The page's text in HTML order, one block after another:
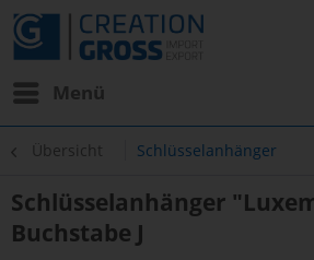
Menü
Übersicht Schlüsselanhänger
Schlüsselanhänger
Buchstabe J